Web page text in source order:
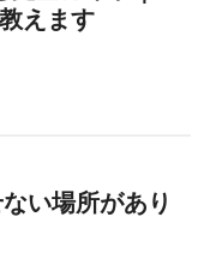
えます
い場所があり